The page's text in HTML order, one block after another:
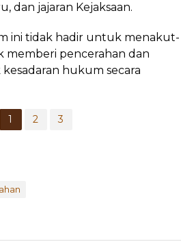
dan jajaran Kejaksaan.
ini tidak hadir untuk menakut-
memberi pencerahan dan
hukum secara
1 2 3